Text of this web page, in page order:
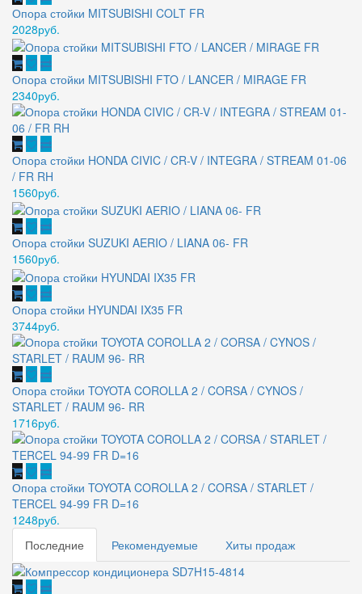
Опора стойки MITSUBISHI COLT FR
2028руб.
Опора стойки MITSUBISHI FTO / LANCER / MIRAGE FR
2340руб.
Опора стойки HONDA CIVIC / CR-V / INTEGRA / STREAM 01-06
/ FR RH
1560руб.
Опора стойки SUZUKI AERIO / LIANA 06- FR
1560руб.
Опора стойки HYUNDAI IX35 FR
3744руб.
Опора стойки TOYOTA COROLLA 2 / CORSA / CYNOS /
STARLET / RAUM 96- RR
1716руб.
Опора стойки TOYOTA COROLLA 2 / CORSA / STARLET /
TERCEL 94-99 FR D=16
1248руб.
Последние
Рекомендуемые Хиты продаж